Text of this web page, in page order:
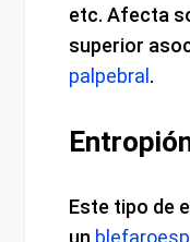
etc. Afecta
superior
palpebral .
Este tipo de
un